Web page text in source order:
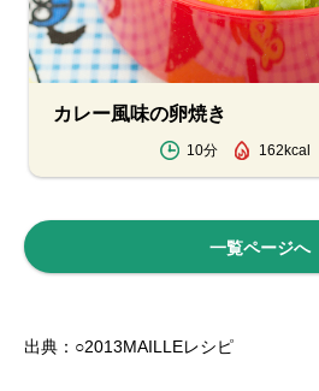
カレー風味の卵焼き
10分 162kcal
一覧ページへ
出典：○2013MAILLEレシピ